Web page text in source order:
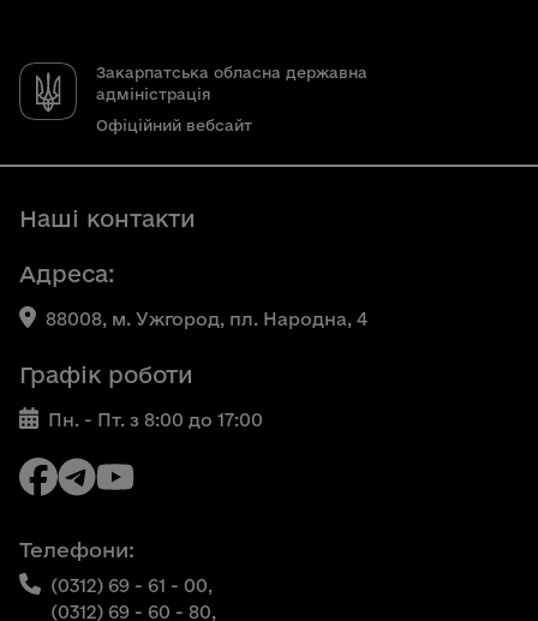
Закарпатська обласна державна
адміністрація
Офіційний вебсайт
Наші контакти
Адреса:
88008, м. Ужгород, пл. Народна, 4
Графік роботи
Пн. - Пт. з 8:00 до 17:00
Телефони:
(0312) 69 - 61 - 00,
(0312) 69 - 60 - 80,